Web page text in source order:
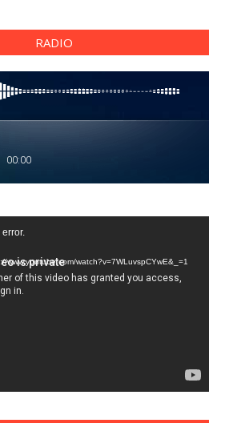
RADIO
www.youtube.com/watch?v=7WLuvspCYwE&_=1